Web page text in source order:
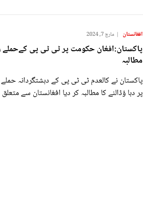
افغانستان مارچ 7, 2024
پاکستان:افغان حکومت پر ٹی ٹی پی کےحملے
مطالبہ
پاکستان نے کالعدم ٹی ٹی پی کے دہشتگردانہ
پر دبا ؤڈالنے کا مطالبہ کر دیا افغانستان سے